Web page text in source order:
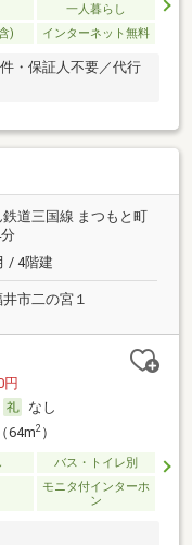
一人暮らし
) インターネット無料
・保証人不要／代行
鉄道三国線 まつもと町
/ 4階建
市二の宮１
円
なし
64m2）
バス・トイレ別
モニタ付インターホ
ン